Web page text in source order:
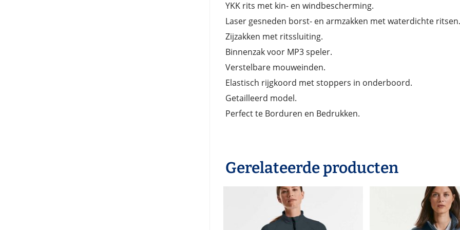
YKK rits met kin- en windbescherming.
Laser gesneden borst- en armzakken met waterdichte ritsen.
Zijzakken met ritssluiting.
Binnenzak voor MP3 speler.
Verstelbare mouweinden.
Elastisch rijgkoord met stoppers in onderboord.
Getailleerd model.
Perfect te Borduren en Bedrukken.
Gerelateerde producten